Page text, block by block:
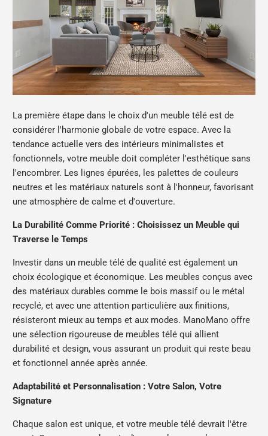
La première étape dans le choix d'un meuble télé est de
considérer l'harmonie globale de votre espace. Avec la
tendance actuelle vers des intérieurs minimalistes et
fonctionnels, votre meuble doit compléter l'esthétique sans
l'encombrer. Les lignes épurées, les palettes de couleurs
neutres et les matériaux naturels sont à l'honneur, favorisant
une atmosphère de calme et d'ouverture.
La Durabilité Comme Priorité : Choisissez un Meuble qui
Traverse le Temps
Investir dans un meuble télé de qualité est également un
choix écologique et économique. Les meubles conçus avec
des matériaux durables comme le bois massif ou le métal
recyclé, et avec une attention particulière aux finitions,
résisteront mieux au temps et aux modes. ManoMano offre
une sélection rigoureuse de meubles télé qui allient
durabilité et design, vous assurant un produit qui reste beau
et fonctionnel année après année.
Adaptabilité et Personnalisation : Votre Salon, Votre
Signature
Chaque salon est unique, et votre meuble télé devrait l'être